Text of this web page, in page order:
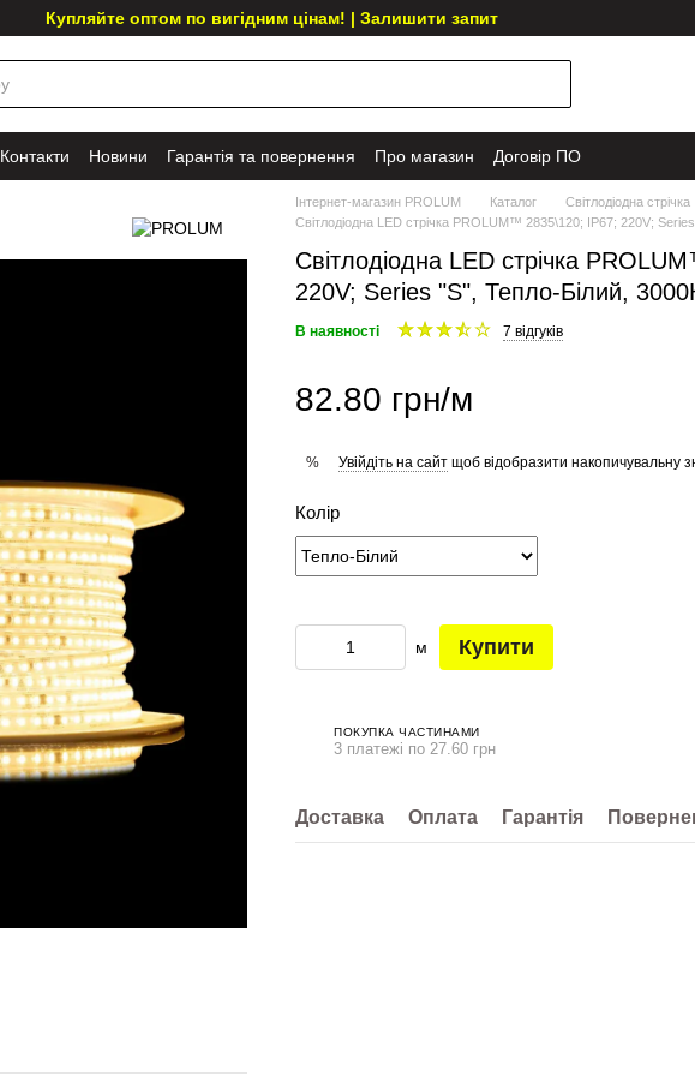
Купляйте оптом по вигідним цінам! | Залишити запит
Контакти Новини Гарантія та повернення Про магазин Договір ПО
Інтернет-магазин PROLUM Каталог
Світлодіодна стрічка
Світлодіодна LED стрічка PROLUM™ 2835\120; IP67; 220V;
Світлодіодна LED стрічка
220V; Series "S", Тепло-Білий,
В наявності 7 відгуків
82.80 грн/м
% Увійдіть на сайт щоб відобразити накопичувальну
Колір
м Купити
ПОКУПКА ЧАСТИНАМИ
3 платежі по 27.60 грн
Доставка Оплата Гарантія